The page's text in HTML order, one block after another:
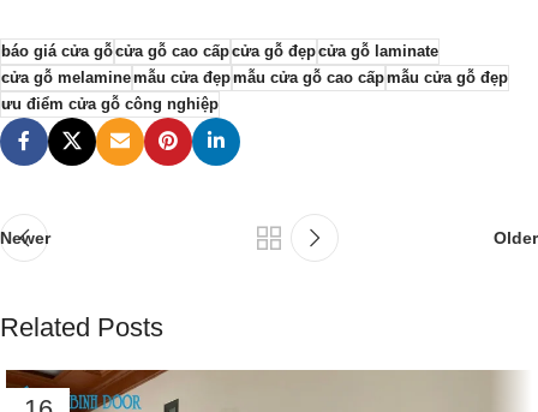
báo giá cửa gỗcửa gỗ cao cấpcửa gỗ đẹpcửa gỗ laminate
cửa gỗ melaminemẫu cửa đẹpmẫu cửa gỗ cao cấpmẫu cửa gỗ đẹp
ưu điểm cửa gỗ công nghiệp
Newer Older
Related Posts